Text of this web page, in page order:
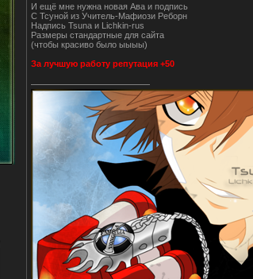
И ещё мне нужна новая Ава и подпись
С Тсуной из Учитель-Мафиози Реборн
Надпись Tsuna и Lichkin-rus
Размеры стандартные для сайта
(чтобы красиво было ыыыы)
За лучшую работу репутация +50